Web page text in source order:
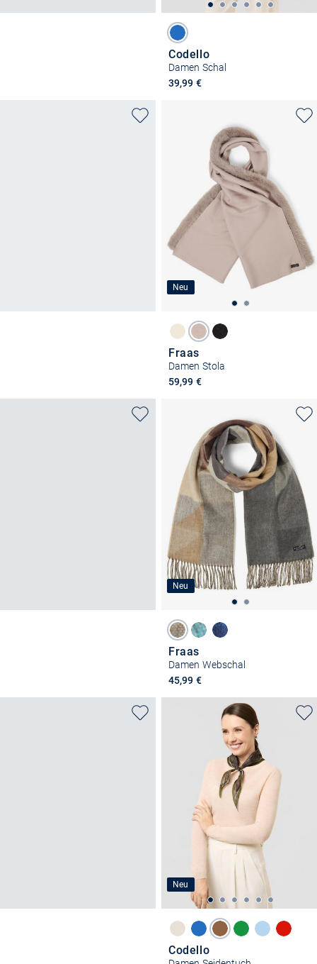
Codello
Damen Schal
39,99 €
Neu
Fraas
Damen Stola
59,99 €
Neu
Fraas
Damen Webschal
45,99 €
Neu
Codello